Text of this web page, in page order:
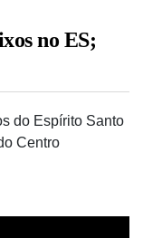
no ES;
do Espírito Santo
Centro